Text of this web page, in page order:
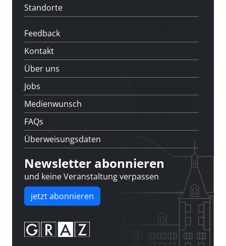
Standorte
Feedback
Kontakt
Über uns
Jobs
Medienwunsch
FAQs
Überweisungsdaten
Newsletter abonnieren
und keine Veranstaltung verpassen
jetzt abonnieren